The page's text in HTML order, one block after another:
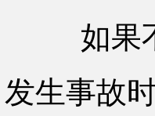
如果
发生事故